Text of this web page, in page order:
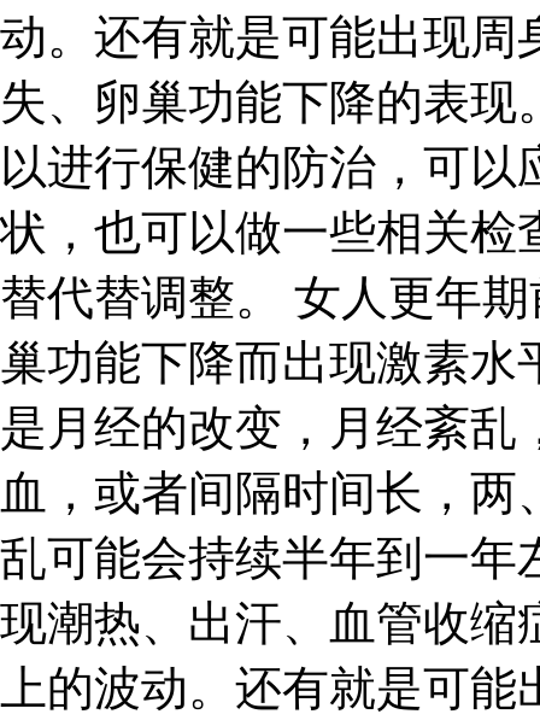
动。还有就是可能出现周
失、卵巢功能下降的表
以进行保健的防治，可
状，也可以做一些相关检
替代替调整。 女人更年
巢功能下降而出现激素水
是月经的改变，月经紊
血，或者间隔时间长，
乱可能会持续半年到一年
现潮热、出汗、血管收缩
上的波动。还有就是可